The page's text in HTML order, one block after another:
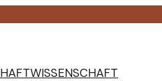
WISSENSCHAFT